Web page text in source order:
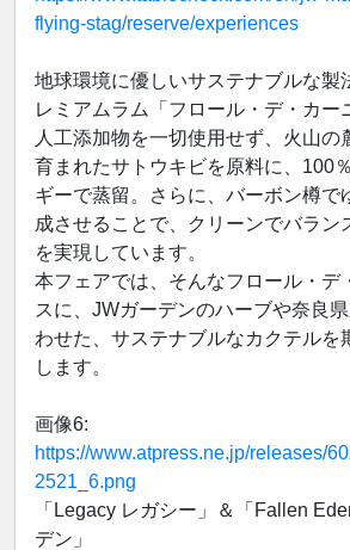
flying-stag/reserve/experiences
地球環境に優しいサステナブルな製
レミアムラム「フロール・デ・カー
人工添加物を一切使用せず、火山の
育まれたサトウキビを原料に、100
ギーで蒸留。さらに、バーボン樽で
成させることで、クリーンでバラン
を実現しています。
本フェアでは、そんなフロール・デ
スに、JWガーデンのハーブや奈良
わせた、サステナブルなカクテルを
します。
画像6:
https://www.atpress.ne.jp/releases/
2521_6.png
「Legacy レガシー」＆「Fallen
デン」